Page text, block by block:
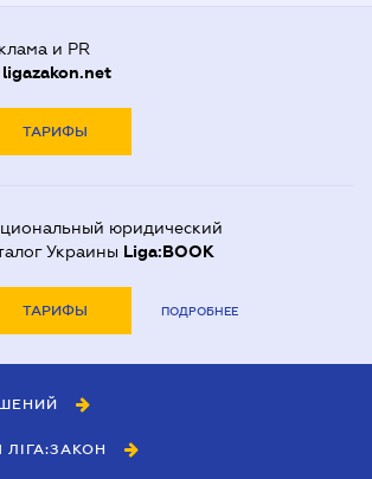
и PR
ligazakon.net
ТАРИФЫ
юридический
Украины Liga:BOOK
ТАРИФЫ ПОДРОБНЕЕ